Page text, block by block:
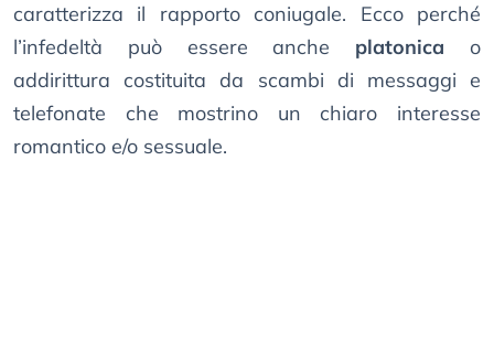
caratterizza il rapporto coniugale. Ecco perché
l’infedeltà può essere anche platonica o
addirittura costituita da scambi di messaggi e
telefonate che mostrino un chiaro interesse
romantico e/o sessuale.